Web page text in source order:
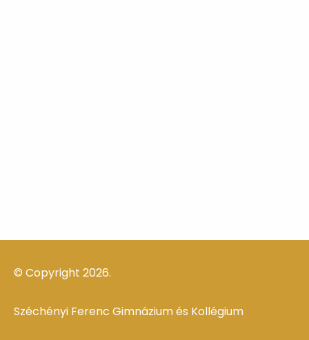
© Copyright 2026.
Széchényi Ferenc Gimnázium és Kollégium